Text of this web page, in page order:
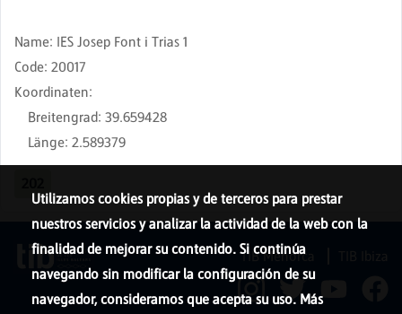
Name: IES Josep Font i Trias 1
Code: 20017
Koordinaten:
Breitengrad: 39.659428
Länge: 2.589379
Utilizamos cookies propias y de terceros para prestar
nuestros servicios y analizar la actividad de la web con la
finalidad de mejorar su contenido. Si continúa
navegando sin modificar la configuración de su
navegador, consideramos que acepta su uso. Más
TIB Menorca